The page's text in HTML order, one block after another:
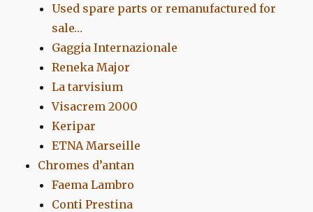
Used spare parts or remanufactured for
sale…
Gaggia Internazionale
Reneka Major
La tarvisium
Visacrem 2000
Keripar
ETNA Marseille
Chromes d’antan
Faema Lambro
Conti Prestina